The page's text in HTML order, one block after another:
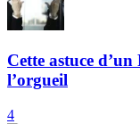
Cette astuce
l’orgueil
4